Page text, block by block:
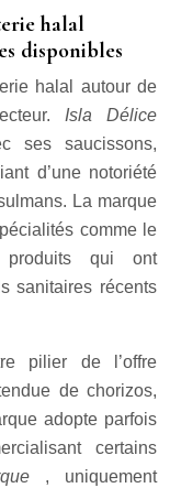
halal
disponibles
halal autour de
Isla Délice
ses saucissons,
d’une notoriété
La marque
comme le
qui ont
sanitaires récents
pilier de l’offre
de chorizos,
adopte parfois
certains
, uniquement